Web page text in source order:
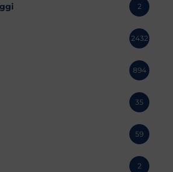
2
2432
894
35
59
2